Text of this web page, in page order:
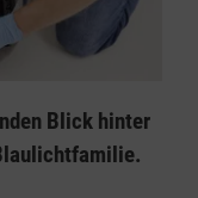
Blick hinter